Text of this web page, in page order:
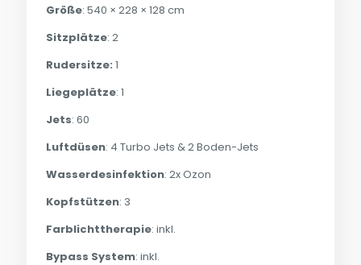
Größe: 540 × 228 × 128 cm
Sitzplätze: 2
Rudersitze: 1
Liegeplätze: 1
Jets: 60
Luftdüsen: 4 Turbo Jets & 2 Boden-Jets
Wasserdesinfektion: 2x Ozon
Kopfstützen: 3
Farblichttherapie: inkl.
Bypass System: inkl.